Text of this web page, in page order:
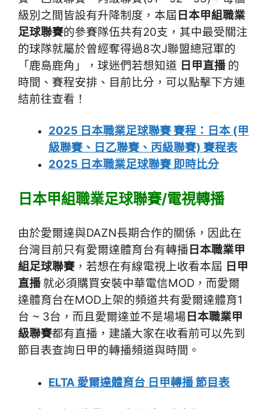
級別之間皆設有升降制度，本屆 日本甲組職業
足球聯賽的參賽隊伍共有20支，其中最受關注
的球隊就屬於曾經奪得過8次J聯盟總冠軍的
「鹿島鹿角」，球迷們若想知道 日甲直播 的
時間、賽程安排、目前比分，可以點擊下方連
結前往查看！
2025 日本職業足球聯賽 賽程：日本 (甲
級聯賽、日乙聯賽、丙級聯賽) 賽程表
2025 日本職業足球聯賽 即時比分
日本甲組職業足球聯賽/電視轉播
由於愛爾達與DAZN長期合作的關係，因此在
台灣目前只有愛爾達體育台有轉播 日本職業甲
組足球聯賽 ，若想在有線電視上收看本屆 日甲
直播 就必須購買安裝中華電信MOD，而愛爾
達體育台在MOD上架的頻道共有愛爾達體育1
台 ~ 3台，而且愛爾達並不是場場 日本職業甲
級聯賽都有直播，建議大家在收看前可以先到
節目表查詢日甲的轉播頻道與時間。
ELTA 愛爾達體育台 日甲轉播 節目表